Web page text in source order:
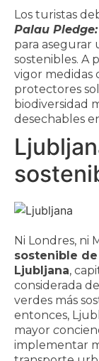
Los turistas
Palau Pledge:
para asegurar
sostenibles. A
vigor medidas
protectores
biodiversidad
desechables
Ni Londres, ni
sostenible
Ljubljana,
considerada
verdes más
entonces,
mayor c
implementar